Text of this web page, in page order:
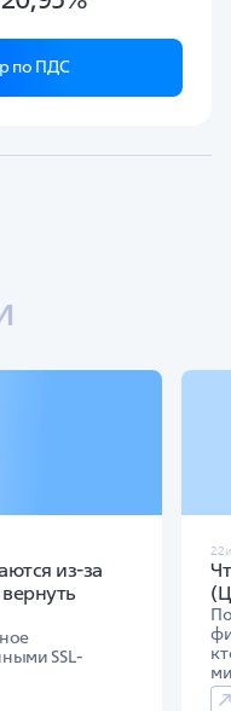
по ПДС
из-за
SSL-
22